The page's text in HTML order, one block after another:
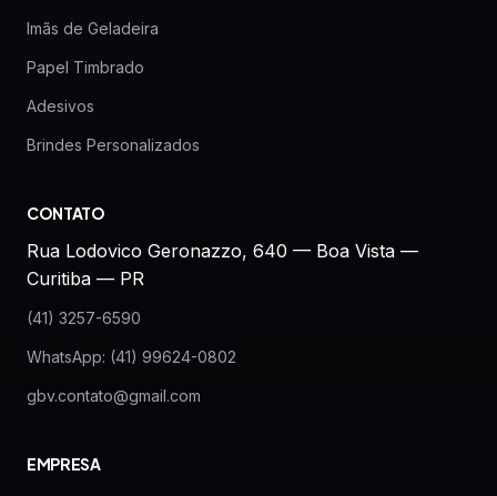
Imãs de Geladeira
Papel Timbrado
Adesivos
Brindes Personalizados
CONTATO
Rua Lodovico Geronazzo, 640 — Boa Vista —
Curitiba — PR
(41) 3257-6590
WhatsApp: (41) 99624-0802
gbv.contato@gmail.com
EMPRESA